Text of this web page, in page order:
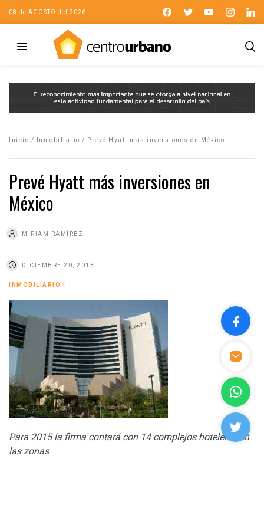
08 de AGOSTO del 2026
Inicio / Inmobiliario / Prevé Hyatt más inversiones en México
Prevé Hyatt más inversiones en
México
MIRIAM RAMÍREZ
DICIEMBRE 20, 2013
INMOBILIARIO
Para 2015 la firma contará con 14 complejos hoteleros en
las zonas